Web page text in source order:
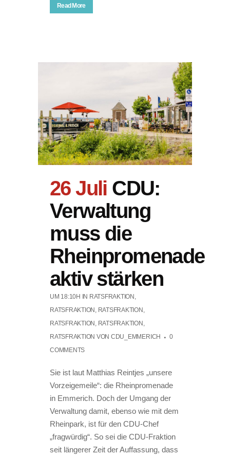
Read More
26 Juli CDU:
Verwaltung
muss die
Rheinpromenade
aktiv stärken
UM 18:10H IN RATSFRAKTION ,
RATSFRAKTION , RATSFRAKTION ,
RATSFRAKTION , RATSFRAKTION ,
RATSFRAKTION VON CDU_EMMERICH
0
COMMENTS
Sie ist laut Matthias Reintjes „unsere
Vorzeigemeile“: die Rheinpromenade
in Emmerich. Doch der Umgang der
Verwaltung damit, ebenso wie mit dem
Rheinpark, ist für den CDU-Chef
„fragwürdig“. So sei die CDU-Fraktion
seit längerer Zeit der Auffassung, dass